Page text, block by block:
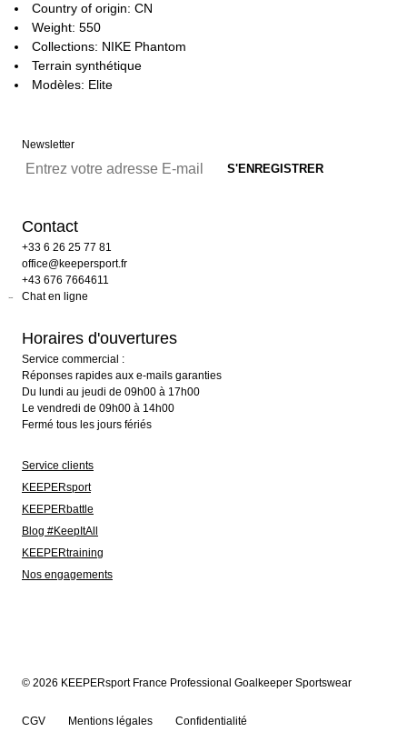
Country of origin: CN
Weight: 550
Collections: NIKE Phantom
Terrain synthétique
Modèles: Elite
Newsletter
Contact
+33 6 26 25 77 81
office@keepersport.fr
+43 676 7664611
Chat en ligne
Horaires d'ouvertures
Service commercial :
Réponses rapides aux e-mails garanties
Du lundi au jeudi de 09h00 à 17h00
Le vendredi de 09h00 à 14h00
Fermé tous les jours fériés
Service clients
KEEPERsport
KEEPERbattle
Blog #KeepItAll
KEEPERtraining
Nos engagements
© 2026 KEEPERsport France Professional Goalkeeper Sportswear
CGV Mentions légales Confidentialité